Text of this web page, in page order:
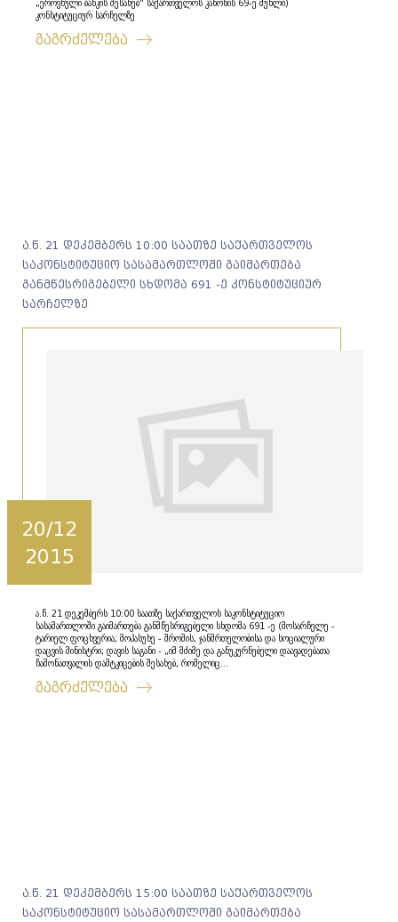
„ეროვნული ბანკის შესახებ“ საქართველოს კანონის 69-ე მუხლი)
კონსტიტუციურ სარჩელზე
გაგრძელება
ა.წ. 21 დეკემბერს 10:00 საათზე საქართველოს
საკონსტიტუციო სასამართლოში გაიმართება
განმწესრიგებელი სხდომა 691 -ე კონსტიტუციურ
სარჩელზე
20/12
2015
ა.წ. 21 დეკემბერს 10:00 საათზე საქართველოს საკონსტიტუციო
სასამართლოში გაიმართება განმწესრიგებელი სხდომა 691 -ე (მოსარჩელე -
ტარიელ ფოცხვერია; მოპასუხე - შრომის, ჯანმრთელობისა და სოციალური
დაცვის მინისტრი; დავის საგანი - „იმ მძიმე და განუკურნებელი დაავადებათა
ჩამონათვალის დამტკიცების შესახებ, რომელიც...
გაგრძელება
ა.წ. 21 დეკემბერს 15:00 საათზე საქართველოს
საკონსტიტუციო სასამართლოში გაიმართება